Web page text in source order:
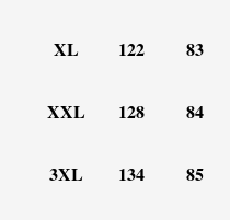
XL 122 83
XXL 128 84
3XL 134 85